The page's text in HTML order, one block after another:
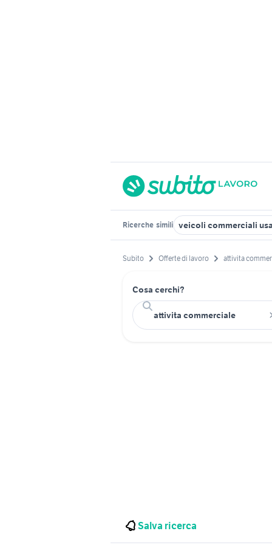
Ricerche simili veicoli commerciali
Subito Offerte di lavoro attivita
Cosa cerchi?
Salva ricerca